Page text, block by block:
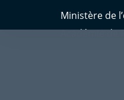
Ministère de
Académie de